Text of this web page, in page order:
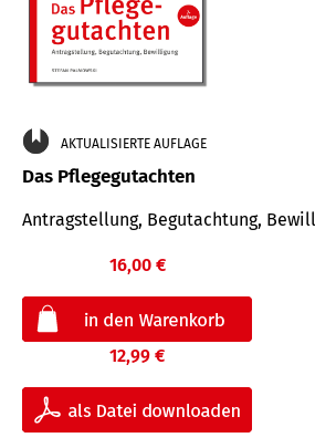
AKTUALISIERTE AUFLAGE
Das Pflegegutachten
Antragstellung, Begutachtung,
16,00 €
12,99 €